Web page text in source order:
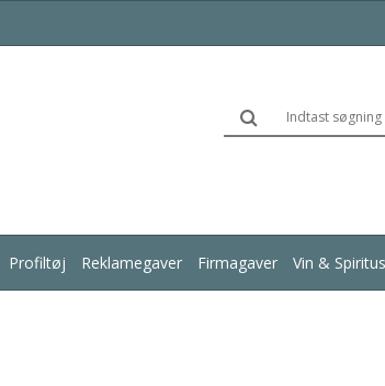
Profiltøj Reklamegaver Firmagaver Vin & Spiritus